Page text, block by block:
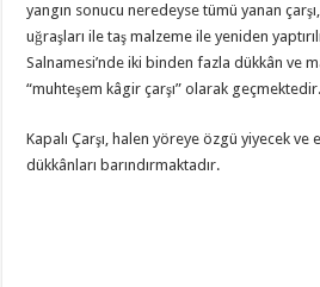
yangın sonucu neredeyse tümü yanan çarşı,
uğraşları ile taş malzeme ile yeniden
Salnamesi’nde iki binden fazla dükkân ve
“muhteşem kâgir çarşı” olarak geçmektedir.
Kapalı Çarşı, halen yöreye özgü yiyecek ve
dükkânları barındırmaktadır.